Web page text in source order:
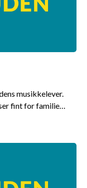
musikkelever.
fint for familie…